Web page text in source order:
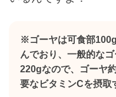
※ゴーヤは可食部
んでおり、一般的な
220gなので、ゴーヤ
要なビタミンCを摂取